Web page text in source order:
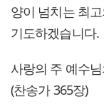
양이 넘치는 최
기도하겠습니다.
사랑의 주 예수
(찬송가 365장)